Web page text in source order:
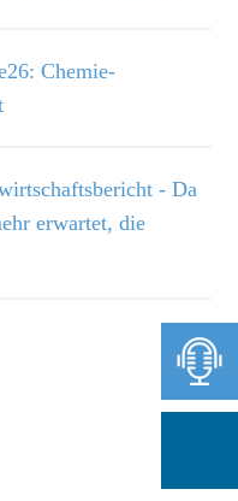
Chemie-
- Da
erwartet, die